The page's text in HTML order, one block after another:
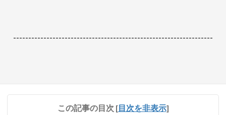
------------------------------------------------------------------
この記事の目次 [目次を非表示]